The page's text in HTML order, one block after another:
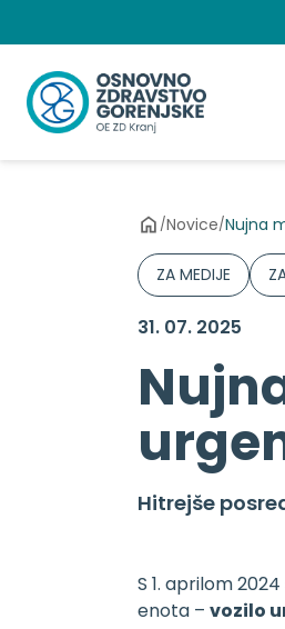
na
vsebino
/Novice/Nujna
ZA MEDIJE
31. 07. 2025
Hitrejše
S 1. aprilom
enota – vozilo